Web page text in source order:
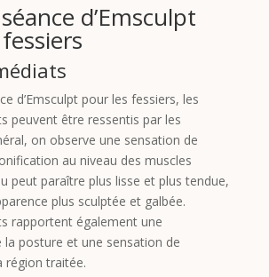
d’Emsculpt
d’Emsculpt pour les fessiers, les
peuvent être ressentis par les
on observe une sensation de
au niveau des muscles
peut paraître plus lisse et plus tendue,
plus sculptée et galbée.
rapportent également une
posture et une sensation de
région traitée.